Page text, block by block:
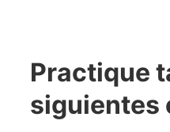
Practique
siguientes